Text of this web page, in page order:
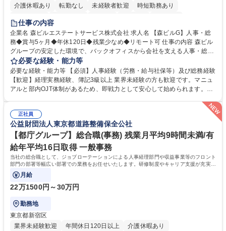
介護休暇あり 転勤なし 未経験者歓迎
時短勤務あり
経験者歓迎
完全週休2日制
交通費支給 長期歓迎 駅近5分以内 土日祝休み
仕事の内容
企業名 森ビルエステートサービス株式会社 求人名 【森ビルG】人事・総
務◆賞与5ヶ月◆年休120日◆残業少なめ◆リモート可 仕事の内容 森ビル
グループの安定した環境で、バックオフィスから会社を支える人事・総務
をお任せします。 労務と総務の業務をバランスよく担当し、ゆくゆくは制
度改定などのコア業務にも挑戦できる、やりがいある環境です。 ■勤怠管
理、給与計算、社会保険手続き、年末調整等の労務管理全般 ■入退社手続
き、社内規定の改定や人事制度改定などのコア業務 ■社内イベントの企画
は部内のOJTを中心に、あなたの経験に合わせて不足している部分はいつ
でも質問・相談できる環境が整っているため、安心して成長できます。 募
集職種 【森ビルG】人事・総務◆賞与5ヶ月◆年休120日◆残業少なめ◆
リモート可
必要な経験・能力等
必要な経験・能力等 【必須】人事経験（労務・給与社保等）及び総務経験
【歓迎】経理実務経験、簿記3級以上 業界未経験の方も歓迎です。マニュ
アルと部内OJT体制があるため、即戦力として安心して始められます。
ます。定型業務に留まらず、社内規定や人事制度の改定など会社のコア業
務に挑戦できるため、自身の成長と組織への貢献度をダイレクトに実感で
きます。 残業少なめ、週1日リモート可など、ワークライフバランスを保
ち長期活躍できる環境です。 「これまでの幅広い経験を活かし、長期的な
キャリアを築きたい」という前向きな意欲と挑戦を全力で応援します。 学
歴・資格 学歴：大学院 大学 高専 短大 専修学校 高校 語学力： 資格：日商
簿記検定1級 日商簿記検定2級 日商簿記検定3級
正社員
公益財団法人東京都道路整備保全公社
【都庁グループ】総合職(事務) 残業月平均9時間未満/有
給年平均16日取得 一般事務
当社の総合職として、ジョブローテーションによる人事経理部門や収益事業等のフロント
部門の部署等幅広い部署での業務をお任せいたします。研修制度やキャリア支援が充実し
ております！ ※下記業務詳細
月給
22万1500円～30万円
勤務地
東京都新宿区
業界未経験歓迎
年間休日120日以上
介護休暇あり